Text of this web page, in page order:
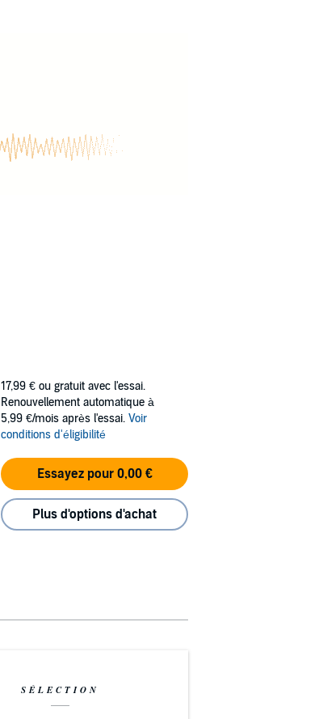
17,99 € ou gratuit avec l'essai.
Renouvellement automatique à
5,99 €/mois après l'essai. Voir
conditions d'éligibilité
Essayez pour 0,00 €
Plus d'options d'achat
SÉLECTION